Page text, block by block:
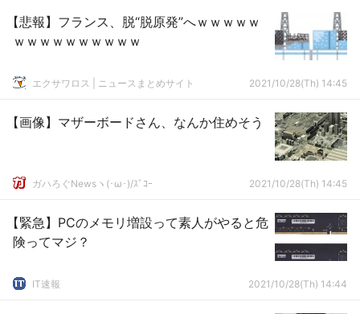
【悲報】フランス、脱“脱原発”へｗｗｗｗｗ
ｗｗｗｗｗｗｗｗｗｗ
エクサワロス | ニュースまとめサイト 2021/10/28(Th) 14:45
【画像】マザーボードさん、なんか住めそう
ガハろぐNewsヽ(･ω･)/ｽﾞｺｰ 2021/10/28(Th) 14:45
【緊急】PCのメモリ増設って素人がやると危
険ってマジ？
IT速報 2021/10/28(Th) 14:44